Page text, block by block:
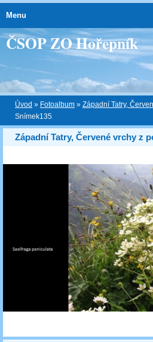
ČSOP ZO Hořepník
Úvod » Fotoalbum » Západní Tatry,
Snímek135
Západní Tatry, Červené vrchy z
Menu